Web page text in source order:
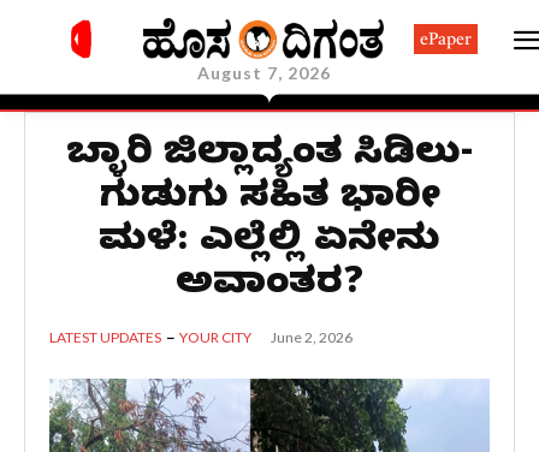
August 7, 2026
ePaper
ಬಳ್ಳಾರಿ ಜಿಲ್ಲಾದ್ಯಂತ ಸಿಡಿಲು-
ಗುಡುಗು ಸಹಿತ ಭಾರೀ
ಮಳೆ: ಎಲ್ಲೆಲ್ಲಿ ಏನೇನು
ಅವಾಂತರ?
LATEST UPDATES YOUR CITY June 2, 2026